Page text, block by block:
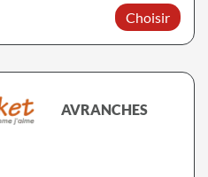
Choisir
AVRANCHES